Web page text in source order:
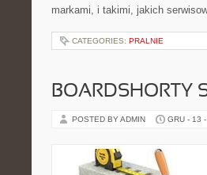
markami, i takimi, jakich
CATEGORIES: PRALNIE
BOARDSHORTY
POSTED BY ADMIN GRU - 13